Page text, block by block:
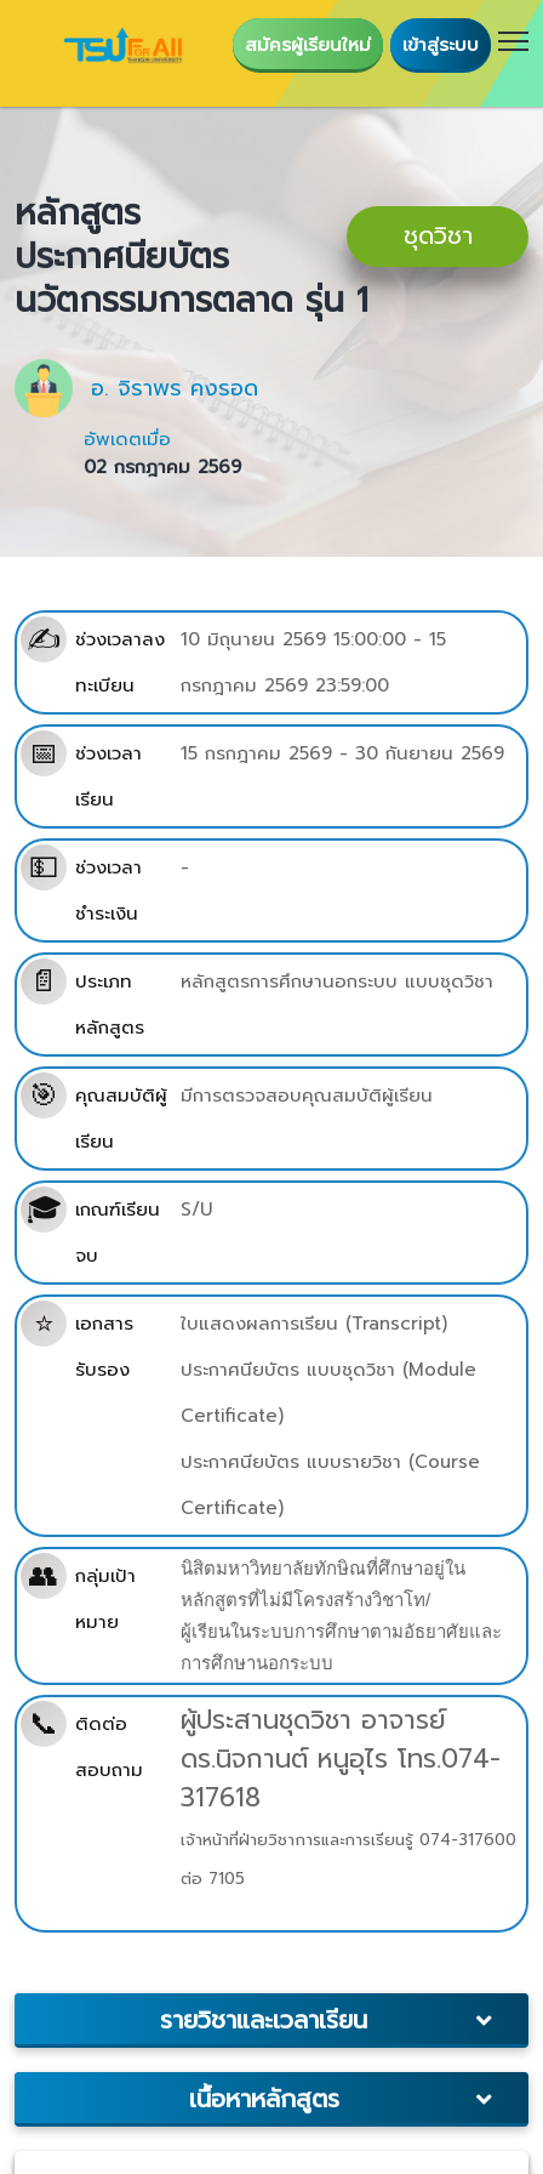
สมัครผู้เรียนใหม่ เข้าสู่ระบบ
ชุดวิชา
หลักสูตร
ประกาศนียบัตร
นวัตกรรมการตลาด รุ่น 1
อ. จิราพร คงรอด
อัพเดตเมื่อ
02 กรกฎาคม 2569
✍ ช่วงเวลาลง
ทะเบียน
10 มิถุนายน 2569 15:00:00 - 15
กรกฎาคม 2569 23:59:00
📅
ช่วงเวลา
เรียน
15 กรกฎาคม 2569 - 30 กันยายน 2569
💵
ช่วงเวลา
ชำระเงิน
-
📄
ประเภท
หลักสูตร
หลักสูตรการศึกษานอกระบบ แบบชุดวิชา
🎯
คุณสมบัติผู้
เรียน
มีการตรวจสอบคุณสมบัติผู้เรียน
🎓 เกณฑ์เรียน
จบ
S/U
⭐
เอกสาร
รับรอง
ใบแสดงผลการเรียน (Transcript)
ประกาศนียบัตร แบบชุดวิชา (Module
Certificate)
ประกาศนียบัตร แบบรายวิชา (Course
Certificate)
👥
กลุ่มเป้า
หมาย
นิสิตมหาวิทยาลัยทักษิณที่ศึกษาอยู่ใน
หลักสูตรที่ไม่มีโครงสร้างวิชาโท/
ผู้เรียนในระบบการศึกษาตามอัธยาศัยและ
การศึกษานอกระบบ
📞
ติดต่อ
สอบถาม
ผู้ประสานชุดวิชา อาจารย์
ดร.นิจกานต์ หนูอุไร โทร.074-
317618
เจ้าหน้าที่ฝ่ายวิชาการและการเรียนรู้ 074-317600
ต่อ 7105
รายวิชาและเวลาเรียน
เนื้อหาหลักสูตร